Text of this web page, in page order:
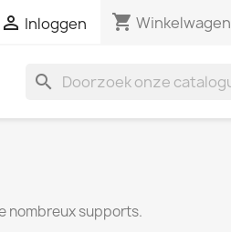
 Inloggen shopping_cart Winkelwagen
search
nombreux supports.